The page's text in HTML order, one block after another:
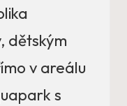
dětským
v areálu
s